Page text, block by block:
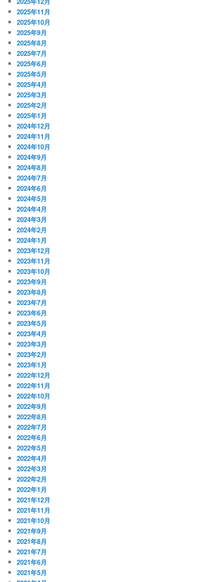
2025年11月
2025年10月
2025年9月
2025年8月
2025年7月
2025年6月
2025年5月
2025年4月
2025年3月
2025年2月
2025年1月
2024年12月
2024年11月
2024年10月
2024年9月
2024年8月
2024年7月
2024年6月
2024年5月
2024年4月
2024年3月
2024年2月
2024年1月
2023年12月
2023年11月
2023年10月
2023年9月
2023年8月
2023年7月
2023年6月
2023年5月
2023年4月
2023年3月
2023年2月
2023年1月
2022年12月
2022年11月
2022年10月
2022年9月
2022年8月
2022年7月
2022年6月
2022年5月
2022年4月
2022年3月
2022年2月
2022年1月
2021年12月
2021年11月
2021年10月
2021年9月
2021年8月
2021年7月
2021年6月
2021年5月